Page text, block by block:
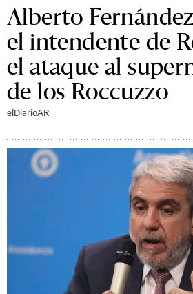
Alberto
el intendente de
el ataque al
de los Roccuzzo
elDiarioAR